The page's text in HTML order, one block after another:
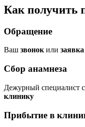
Как получить
Обращение
Ваш звонокили заявка
Сбор анамнеза
Дежурный специалист
клинику
Прибытие в